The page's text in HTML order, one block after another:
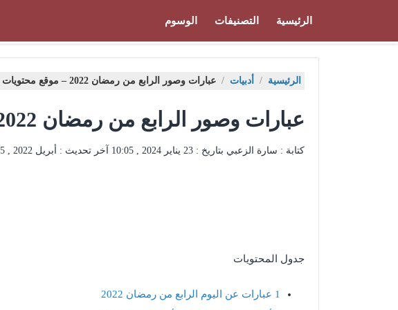
الرئيسية التصنيفات الوسوم
الرئيسية / أدبيات / عبارات وصور الرابع من رمضان 2022 – موقع محتويات
عبارات وصور الرابع من رمضان 2022 – موقع محتويات
كتابة : سارة الزعبي بتاريخ : 23 يناير 2024 , 10:05 آخر تحديث : أبريل 2022 , 03:15
جدول المحتويات
1 عبارات عن اليوم الرابع من رمضان 2022